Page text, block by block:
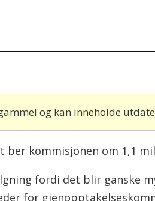
og kan inneholde
kommisjonen om 1,1
fordi det blir ganske
for